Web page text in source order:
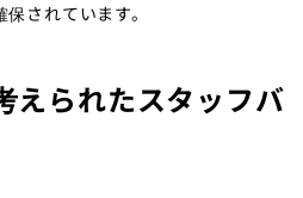
されています。
えられたスタッフバ